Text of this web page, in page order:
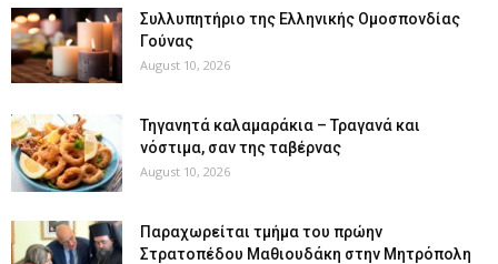
Συλλυπητήριο της Ελληνικής Ομοσπονδίας
Γούνας
August 10, 2026
Τηγανητά καλαμαράκια – Τραγανά και
νόστιμα, σαν της ταβέρνας
August 10, 2026
Παραχωρείται τμήμα του πρώην
Στρατοπέδου Μαθιουδάκη στην Μητρόπολη